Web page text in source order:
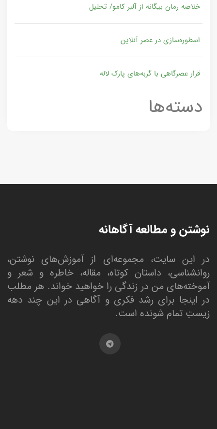
خلاصه رمان بیگانه از آلبر کامو/ تحلیل
اسطوره‌سازی در عصر آنلاین
قرار عصرگاهی با گربه‌های پارک لاله
دسته‌ها
نوشتن و مطالعه آگاهانه
در این سایت، مجموعه‌ای از آموزش‌های نوشتن،
روانشناسی، داستان کوتاه، مقاله، خاطره و شعر و
آموخته‌های من در زندگی را خواهید خواند. هر مطلب
در اینجا برای رشد فکری و آگاهی در این چند دهه
زیستِ تمام شونده است.